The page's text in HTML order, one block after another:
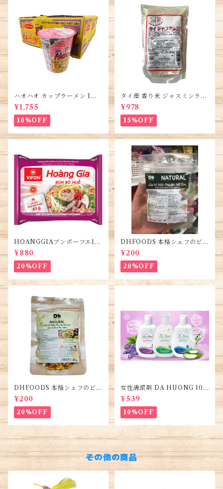
ハオハオ カップラーメン 1箱 1
2個入り・Hao Hao Instant
Noodles・Mì Hảo Hảo cốc
¥1,755
10%OFF
タイ産 香り米 ジャスミンライ
ス450g (2袋)・Thai Jasmine
Rice・Gao Thai
¥978
15%OFF
HOANGGIAブンボーフエ12
0g (5袋)・Bún Bò Huế
¥880
20%OFF
DHFOODS 本格シェフのビー
フフォーのセット・Gia Vị Ph
ở Bò Sài Gòn
¥200
20%OFF
DHFOODS 本格シェフのビー
フフォーのセット・Gia Vị Ph
ở Bò Hà Nội
¥200
20%OFF
女性清潔剤 DA HUONG 100
ml 1本・Women's Cleanse
r・Dung dịch vệ sinh phụ n
ữ
¥539
10%OFF
その他の商品